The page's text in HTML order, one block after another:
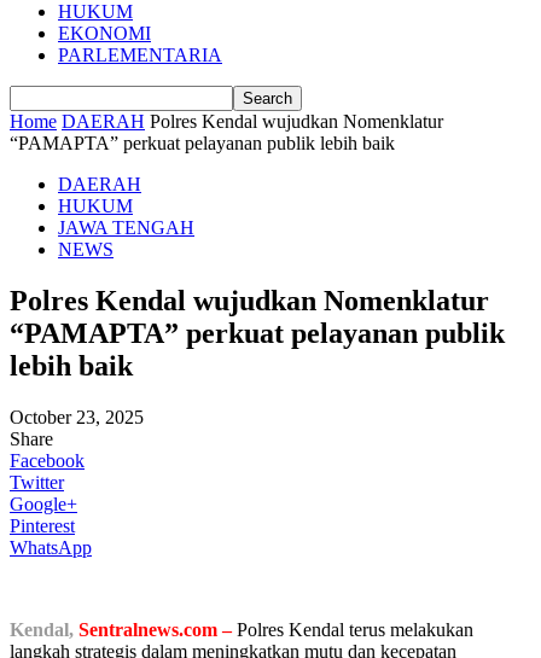
HUKUM
EKONOMI
PARLEMENTARIA
Home DAERAH Polres Kendal wujudkan Nomenklatur
“PAMAPTA” perkuat pelayanan publik lebih baik
DAERAH
HUKUM
JAWA TENGAH
NEWS
Polres Kendal wujudkan Nomenklatur
“PAMAPTA” perkuat pelayanan publik
lebih baik
October 23, 2025
Share
Facebook
Twitter
Google+
Pinterest
WhatsApp
Kendal, Sentralnews.com – Polres Kendal terus melakukan
langkah strategis dalam meningkatkan mutu dan kecepatan